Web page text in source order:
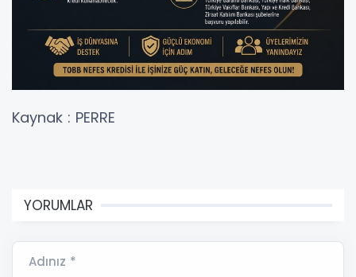
Kaynak : PERRE
YORUMLAR
Adınız *